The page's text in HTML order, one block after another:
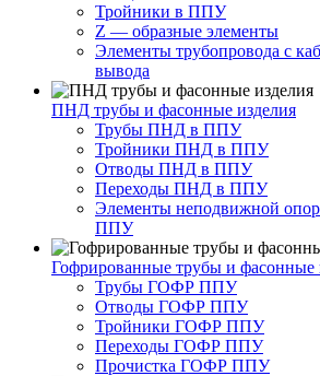
Тройники в ППУ
Z — образные элементы
Элементы трубопровода с
вывода
ПНД трубы и фасонные изделия
Трубы ПНД в ППУ
Тройники ПНД в ППУ
Отводы ПНД в ППУ
Переходы ПНД в ППУ
Элементы неподвижной
ППУ
Гофрированные трубы и фасонные
Трубы ГОФР ППУ
Отводы ГОФР ППУ
Тройники ГОФР ППУ
Переходы ГОФР ППУ
Прочистка ГОФР ППУ